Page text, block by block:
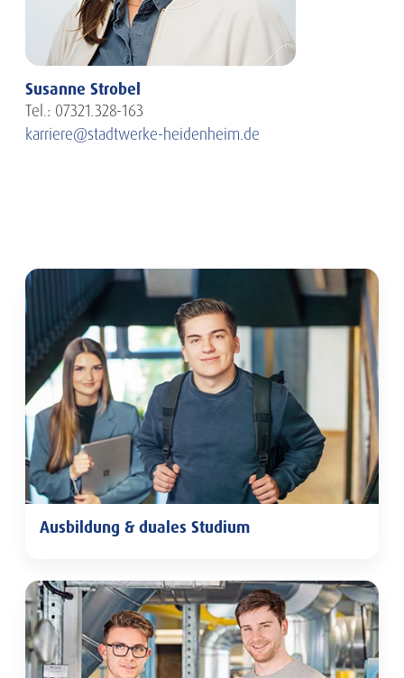
Susanne Strobel
Tel.: 07321.328-163
karriere@stadtwerke-heidenheim.de
Ausbildung & duales Studium